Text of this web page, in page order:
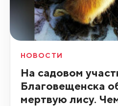
НОВОСТИ
На садовом
Благовещенска
мертвую лису.